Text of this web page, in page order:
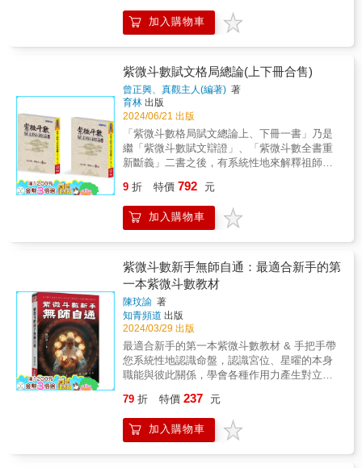
面從十二宮位解析紫微命盤的星際關係。本書
還附有一篇珍貴的後記，半字不提星空、斗
數，卻發人深省，禪機處處，像似一部人生短
甚至是從事普教、特教的老師們，用一個全然
不同的角度──紫微斗數來解讀學習問題，藉此
如何建構穩固的鷹架，本書提供了許多具有參
考價值的建議。──國立臺灣師範大學特殊教育
學系教授 趙本強&深刻理解這本由紫婷夫人和
玄祥老師共同撰著的學習專書，所要戰勝的並
非是分數，而是「自我」與「愛」。──仁德醫
護管理專科學校副教授、生命關懷事業科主任
邱達能&因材施教、順勢而爲，幫助孩子克服學
習障礙，領取幸福人生的入場券。──文字力學
院創辦人 林郁棠&使讀者能快速了解孩子內
問題&hellip;&hellip;重新建立親密的親子關係，
開啟學習新紀元！──台北市立興雅國中校長 莊
國彰&我因專業工作關係，過去也看過很多相關
述&hellip;&hellip;──仁德醫護管理專科學校調
理保健科副教授兼主任、台灣財團法人瑪利亞
社會福利基金會執行長 吳東昇&融合東方智慧
與現代教育的全人發展新視角──國立臺灣師範
大學體育與運動科學系助理教授 潘正宸&《戰
勝學習》不僅僅是一本教育書，更是每一位家
長和教師的良師益友。──前台北市立麗山國中
輔導主任、台北特殊教育學校退休教師 陳肇怡
實地把這本書看一看，自己當孩子的貴人吧！
──台中清水國中理化老師 吳淳亮&在教育現場
的老師能透過本書中提到的各種分析工具，了
加入購物車
紫微斗數賦文格局總論(上下冊合售)
曾正興、真觀主人(編著) 著
育林 出版
2024/06/21 出版
「紫微斗數格局賦文總論上、下冊一書」乃是
繼「紫微斗數賦文辯證」、「紫微斗數全書重
新斷義」二書之後，有系統性地來解釋祖師爺
書」內容的賦文與格局，同時也包含了的骨隨
賦。 & 本門從師公康國典先生，傳承恩師陳正
男先生，及恩師陳正男先生二十多年來對我親
版，讓喜愛紫微斗數的同道好友們能更好閱
讀，不會只限於文字的敘述，讓同道好友一目
暸然，運勢吉凶褔禍立即掌握於胸中，運用自
如。 & 本書分為上、下二冊，上冊的部分是解
釋紫微星系如：紫微、天機、太陽、武曲、天
同、廉貞，下冊是解釋天府星系如：天府、太
陰、貪狼、巨門、天相、天梁、七殺、破軍再
加上與六吉星左輔、右弼、文昌、文曲、天
魁、天鉞和六凶星擎羊、陀羅、火星、鈴星、
地空、地劫，內容分章列節，加上用以命盤十
究，進而融入命盤之中，俾使能夠死盤活看、
觸機必發 ，讓一個人之富貴貧賤，生老病死，
興衰起伏瞭如指掌，走入內心深處。 &
9 折 特價 792 元
加入購物車
紫微斗數新手無師自通：最適合新手的第
一本紫微斗數教材
陳玟諭 著
知青頻道 出版
2024/03/29 出版
最適合新手的第一本紫微斗數教材 & 手把手帶
您系統性地認識命盤，認識宮位、星曜的本身
職能與彼此關係，學會各種作用力產生對立、
學，從斗數的先備知識包含曆法、天干地支、
五行等概念開始，認識十二宮的本質，對沖、
三合、六合的關係，認識十四顆主要星曜的特
79 折 特價 237 元
加入購物車